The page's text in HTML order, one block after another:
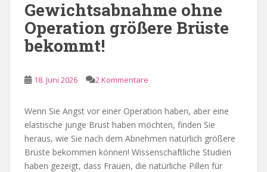
Gewichtsabnahme ohne
Operation größere Brüste
bekommt!
18. Juni 2026 2 Kommentare
Wenn Sie Angst vor einer Operation haben, aber eine
elastische junge Brust haben möchten, finden Sie
heraus, wie Sie nach dem Abnehmen natürlich größere
Brüste bekommen können! Wissenschaftliche Studien
haben gezeigt, dass Frauen, die natürliche Pillen für